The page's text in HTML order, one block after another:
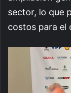
sector, lo que
costos para el